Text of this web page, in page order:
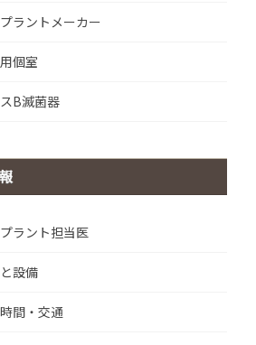
ラントメーカー
個室
B滅菌器
ラント担当医
設備
間・交通